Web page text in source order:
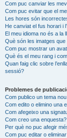
Com puc canviar les
Com puc evitar que el
Les hores són
He canviat el fus horari i
El meu idioma no és a la
Què són les imatges que
Com puc mostrar un
Què és el meu rang i
Quan faig clic sobre
sessió?
Problemes de
Com publico un tema
Com edito o elimino una
Com afegeixo una
Com creo una enquesta?
Per què no puc afegir
Com puc editar o